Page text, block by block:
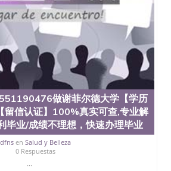
国家的专业人士前来研究与学习。
收集客户办理信息； 2、客户付
司确认到账转制作点做电子图；
客户确认； 5、电子图确认好转成
品做好拍照或者视频确认再付余
（国内顺丰，国外DHL）。 三、
明材料 1、教育部学历学位认证，
存档。 2、留学回国人员证明
网站真实存档可查。 3、留信网
存档可查，终身受用。 四、办理
术与建筑学院、商学院、交流学
院、教育学院、工程学院、健康
信息工程与科学学院、人文学院、
院等。学校的教育学院排名在全美
名在前十五名，且继续攀升中。纽
做谢菲尔德大学【学历
留信认证】100%真实可查,专业解
毕业/成绩不理想，快速办理毕业
dfnsen Salud y Belleza
0 Respuestas
...